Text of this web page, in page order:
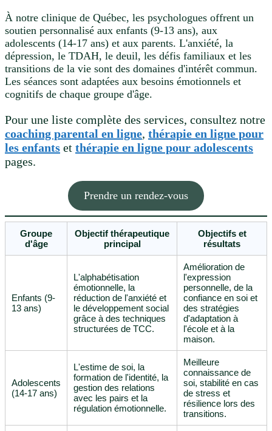
À notre clinique de Québec, les psychologues offrent un
soutien personnalisé aux enfants (9-13 ans), aux
adolescents (14-17 ans) et aux parents. L'anxiété, la
dépression, le TDAH, le deuil, les défis familiaux et les
transitions de la vie sont des domaines d'intérêt commun.
Les séances sont adaptées aux besoins émotionnels et
cognitifs de chaque groupe d'âge.
Pour une liste complète des services, consultez notre
coaching parental en ligne, thérapie en ligne pour
les enfants et thérapie en ligne pour adolescents
pages.
Prendre un rendez-vous
Groupe
d'âge
Objectif thérapeutique
principal
Objectifs et
résultats
Enfants (9-
13 ans)
L'alphabétisation
émotionnelle, la
réduction de l'anxiété et
le développement social
grâce à des techniques
structurées de TCC.
Amélioration de
l'expression
personnelle, de la
confiance en soi et
des stratégies
d'adaptation à
l'école et à la
maison.
Adolescents
(14-17 ans)
L'estime de soi, la
formation de l'identité, la
gestion des relations
avec les pairs et la
régulation émotionnelle.
Meilleure
connaissance de
soi, stabilité en cas
de stress et
résilience lors des
transitions.